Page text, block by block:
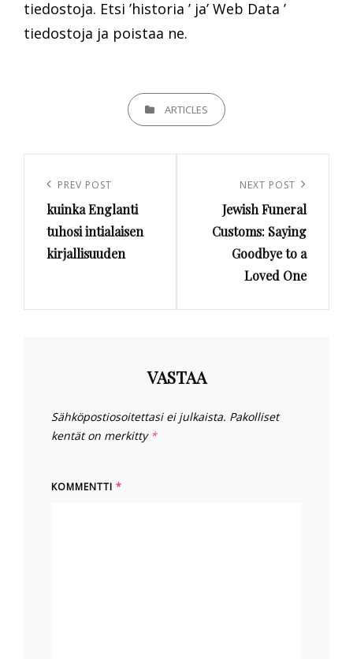
tiedostoja. Etsi ’historia ’ ja’ Web Data ’
tiedostoja ja poistaa ne.
CATEGORIESARTICLES
selaus
Previous
Post
PREV POST
kuinka Englanti
tuhosi intialaisen
kirjallisuuden
Post
NEXT POST
Jewish Funeral
Customs: Saying
Goodbye to a
Loved One
VASTAA
Sähköpostiosoitettasi ei julkaista. Pakolliset
kentät on merkitty *
KOMMENTTI *